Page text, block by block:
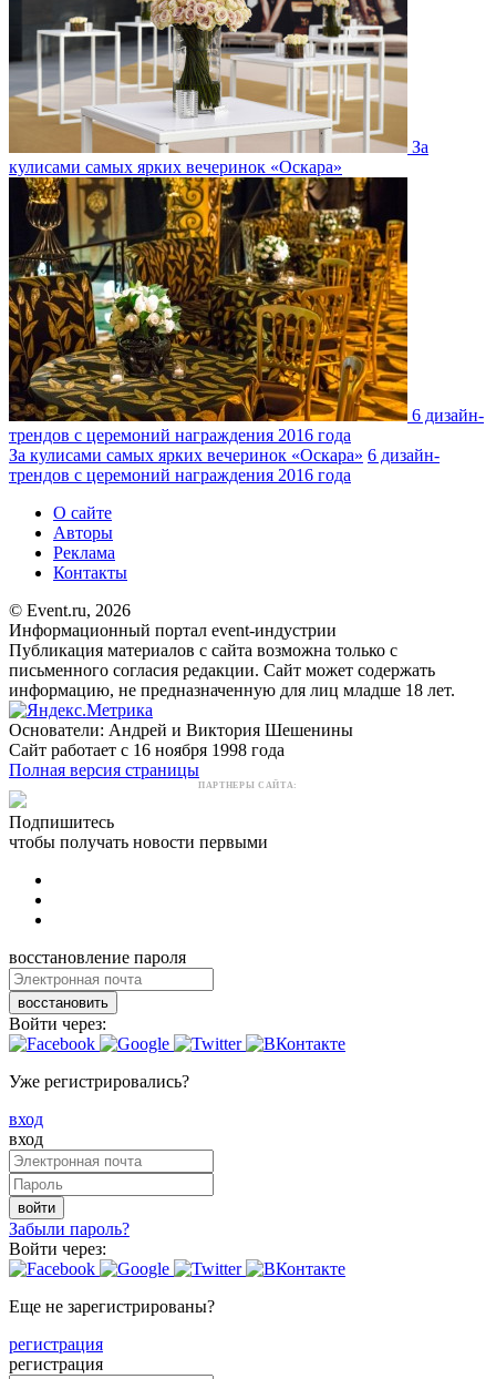
За
кулисами самых ярких вечеринок «Оскара»
6 дизайн-
трендов с церемоний награждения 2016 года
За кулисами самых ярких вечеринок «Оскара» 6 дизайн-
трендов с церемоний награждения 2016 года
О сайте
Авторы
Реклама
Контакты
© Event.ru, 2026
Информационный портал event-индустрии
Публикация материалов с сайта возможна только с
письменного согласия редакции. Сайт может содержать
информацию, не предназначенную для лиц младше 18 лет.
Основатели: Андрей и Виктория Шешенины
Сайт работает с 16 ноября 1998 года
Полная версия страницы
ПАРТНЕРЫ САЙТА:
Подпишитесь
чтобы получать новости первыми
восстановление пароля
восстановить
Войти через:
Уже регистрировались?
вход
вход
войти
Забыли пароль?
Войти через:
Еще не зарегистрированы?
регистрация
регистрация